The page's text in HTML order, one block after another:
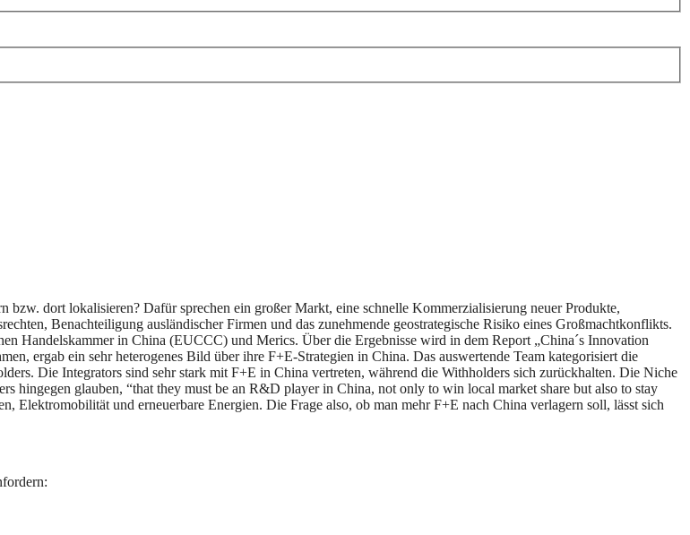
dort lokalisieren? Dafür sprechen ein großer Markt, eine schnelle Kommerzialisierung neuer Produkte,
Benachteiligung ausländischer Firmen und das zunehmende geostrategische Risiko eines Großmachtkonflikts.
Handelskammer in China (EUCCC) und Merics. Über die Ergebnisse wird in dem Report „China´s Innovation
ergab ein sehr heterogenes Bild über ihre F+E-Strategien in China. Das auswertende Team kategorisiert die
Die Integrators sind sehr stark mit F+E in China vertreten, während die Withholders sich zurückhalten. Die Niche
hingegen glauben, “that they must be an R&D player in China, not only to win local market share but also to stay
Elektromobilität und erneuerbare Energien. Die Frage also, ob man mehr F+E nach China verlagern soll, lässt sich